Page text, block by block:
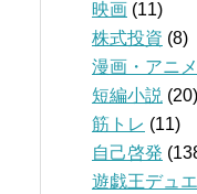
映画 (11)
株式投資 (8)
漫画・アニメ
短編小説 (20)
筋トレ (11)
自己啓発
遊戯王デュ